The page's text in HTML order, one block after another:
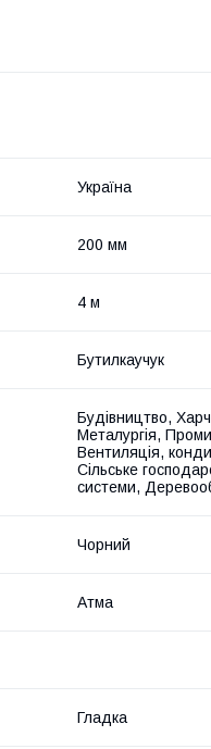
Україна
200 мм
4 м
Бутилкаучук
Будівництво,
Металургія,
Вентиляція,
Сільське
системи,
Чорний
Атма
Гладка